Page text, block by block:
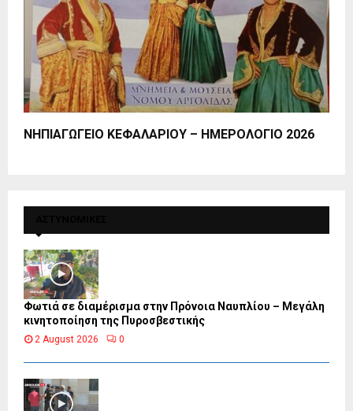
ΝΗΠΙΑΓΩΓΕΙΟ ΚΕΦΑΛΑΡΙΟΥ – ΗΜΕΡΟΛΟΓΙΟ 2026
Φωτιά σε διαμέρισμα στην Πρόνοια Ναυπλίου – Μεγάλη
κινητοποίηση της Πυροσβεστικής
2 August 2026 0